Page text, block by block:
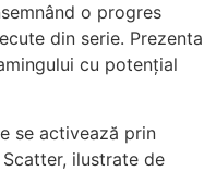
o progres
din serie. Prezenta
cu potențial
se activează prin
ilustrate de